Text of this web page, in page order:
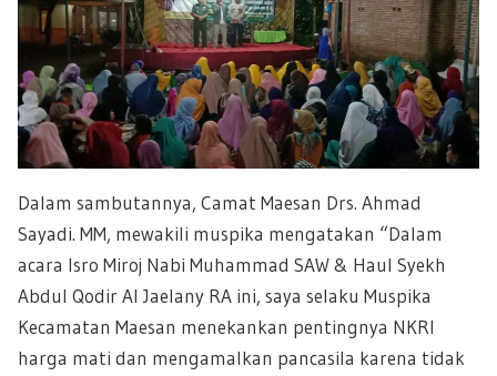
Dalam sambutannya, Camat Maesan Drs. Ahmad
Sayadi. MM, mewakili muspika mengatakan “Dalam
acara Isro Miroj Nabi Muhammad SAW & Haul Syekh
Abdul Qodir Al Jaelany RA ini, saya selaku Muspika
Kecamatan Maesan menekankan pentingnya NKRI
harga mati dan mengamalkan pancasila karena tidak